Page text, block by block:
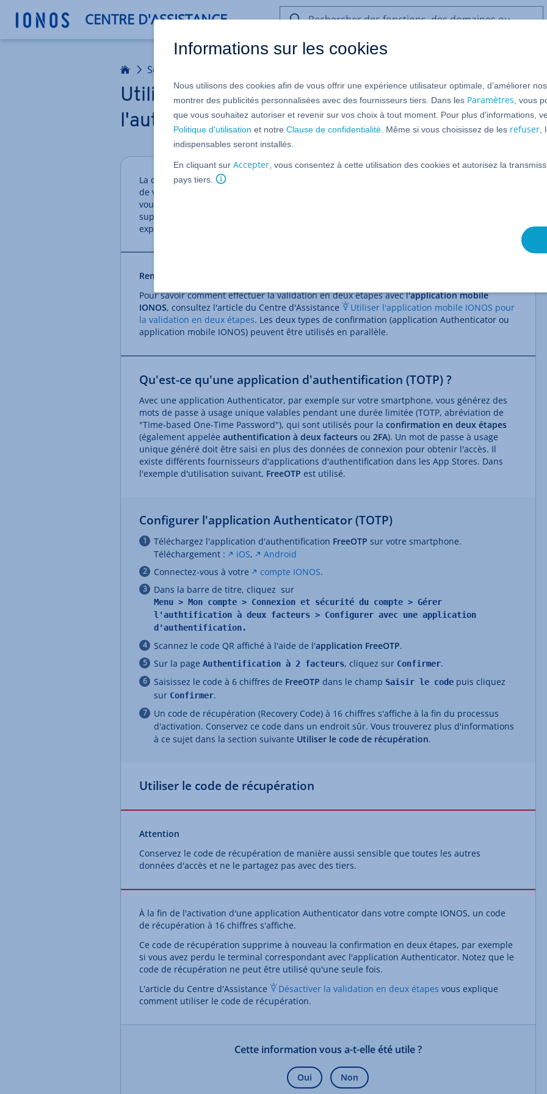
CENTRE D'ASSISTANCE
ou
de
l’aide
Sécurité
Utiliser une application d'authentification
l'authentification à deux facteurs
La confirmation en deux étapes (authentification à deux facteurs, 2FA) améliore la sécurité
de votre produit ou service IONOS en ajoutant un niveau de sécurité supplémentaire. Pour
vous connecter à votre compte IONOS, il faut, en plus de vos données d'accès, un code
supplémentaire généré par exemple par une
explique comment configurer et utiliser une application Authenticator.
Remarque
Pour savoir comment effectuer la validation en deux étapes avec l'application mobile
IONOS, consultez l'article du Centre d'Assistance
Utiliser l'application mobile IONOS pour
la validation en deux étapes. Les deux types de confirmation (application Authenticator ou
application mobile IONOS) peuvent être utilisés en parallèle.
Qu'est-ce qu'une application d'authentification (TOTP) ?
Avec une application Authenticator, par exemple sur votre smartphone, vous générez des
mots de passe à usage unique valables pendant une durée limitée (TOTP, abréviation de
"Time-based One-Time Password"), qui sont utilisés pour la confirmation en deux étapes
(également appelée authentification à deux facteurs ou 2FA). Un mot de passe à usage
unique généré doit être saisi en plus des données de connexion pour obtenir l'accès. Il
existe différents fournisseurs d'applications d'authentification dans les App Stores. Dans
l'exemple d'utilisation suivant, FreeOTP est utilisé.
Configurer l'application Authenticator (TOTP)
Téléchargez l'application d'authentification FreeOTP sur votre smartphone.
Téléchargement :
iOS,
Android
Connectez-vous à votre
compte IONOS.
Dans la barre de titre, cliquez sur
Menu > Mon compte > Connexion et sécurité du compte > Gérer
l'authtification à deux facteurs > Configurer avec une application
d'authentification.
Scannez le code QR affiché à l'aide de l'application FreeOTP.
Sur la page Authentification à 2 facteurs, cliquez sur Confirmer.
Saisissez le code à 6 chiffres de FreeOTP dans le champ Saisir le code puis cliquez
sur Confirmer.
Un code de récupération (Recovery Code) à 16 chiffres s'affiche à la fin du processus
d'activation. Conservez ce code dans un endroit sûr. Vous trouverez plus d'informations
à ce sujet dans la section suivante Utiliser le code de récupération.
Utiliser le code de récupération
Attention
Conservez le code de récupération de manière aussi sensible que toutes les autres
données d'accès et ne le partagez pas avec des tiers.
À la fin de l'activation d'une application Authenticator dans votre compte IONOS, un code
de récupération à 16 chiffres s'affiche.
Ce code de récupération supprime à nouveau la confirmation en deux étapes, par exemple
si vous avez perdu le terminal correspondant avec l'application Authenticator. Notez que le
code de récupération ne peut être utilisé qu'une seule fois.
L'article du Centre d'Assistance
Désactiver la validation en deux étapes vous explique
comment utiliser le code de récupération.
Cette information vous a-t-elle été utile ?
Oui Non
Informations sur les cookies
Nous utilisons des cookies afin de vous offrir une expérience utilisateur optimale, d’améliorer
montrer des publicités personnalisées avec des fournisseurs tiers. Dans les Paramètres , vous
que vous souhaitez autoriser et revenir sur vos choix à tout moment. Pour plus d'informations,
Politique d'utilisation et notre Clause de confidentialité . Même si vous choisissez de les refuser
indispensables seront installés.
En cliquant sur Accepter , vous consentez à cette utilisation des cookies et autorisez la
pays tiers.